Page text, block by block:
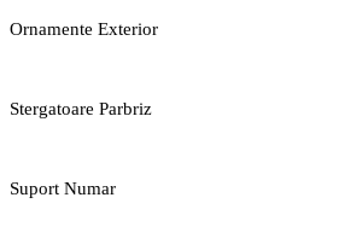
Ornamente Exterior
Stergatoare Parbriz
Suport Numar